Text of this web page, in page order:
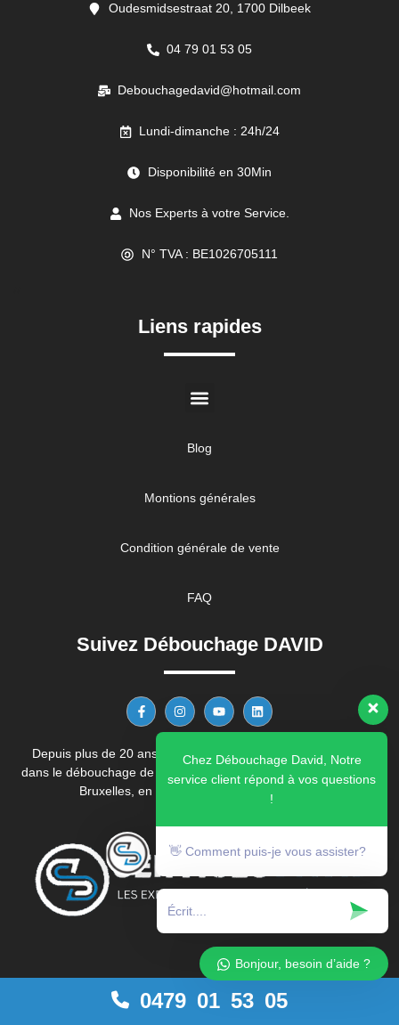
Oudesmidsestraat 20, 1700 Dilbeek
04 79 01 53 05
Debouchagedavid@hotmail.com
Lundi-dimanche : 24h/24
Disponibilité en 30Min
Nos Experts à votre Service.
N° TVA : BE1026705111
0479 01 53 05
Liens rapides
Blog
Montions générales
Condition générale de vente
FAQ
Suivez Débouchage DAVID
Depuis plus de 20 ans, DÉBOUCHAGE DAVID est spécialisé
dans le débouchage de canalisations en Belgique, notamment à
Bruxelles, en Wallonie et en région Flandre.
Chez Débouchage David, Notre
service client répond à vos questions
!
👋 Comment puis-je vous assister?
Bonjour, besoin d’aide ?